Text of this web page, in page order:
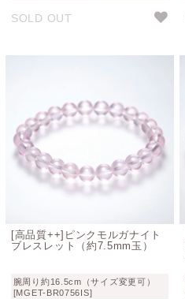
SOLD OUT
[高品質++]ピンクモルガナイト
ブレスレット（約7.5mm玉）
腕周り約16.5cm（サイズ変更可）
[MGET-BR0756IS]